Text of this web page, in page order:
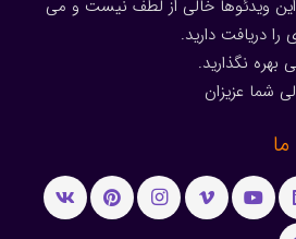
ویدئوها خالی از لطف نیست و می
را دریافت دارید.
نگذارید.
شما عزیزان